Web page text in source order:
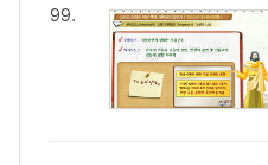
99.